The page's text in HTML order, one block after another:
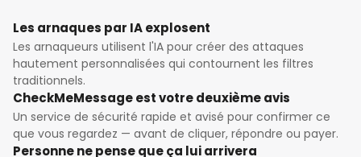
Les arnaques par IA explosent
Les arnaqueurs utilisent l'IA pour créer des attaques
hautement personnalisées qui contournent les filtres
traditionnels.
CheckMeMessage est votre deuxième avis
Un service de sécurité rapide et avisé pour confirmer ce
que vous regardez — avant de cliquer, répondre ou payer.
Personne ne pense que ça lui arrivera